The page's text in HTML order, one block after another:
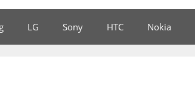
LG Sony HTC Nokia